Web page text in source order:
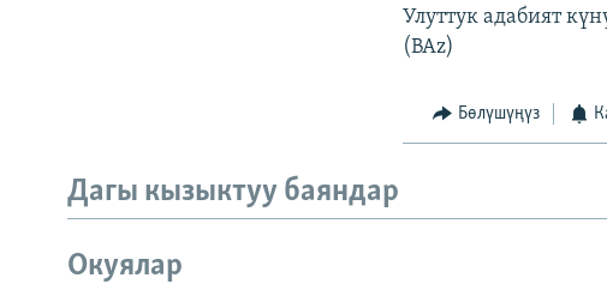
Улуттук адабият
(BAz)
Бөлүшүңүз
Дагы кызыктуу баяндар
Окуялар